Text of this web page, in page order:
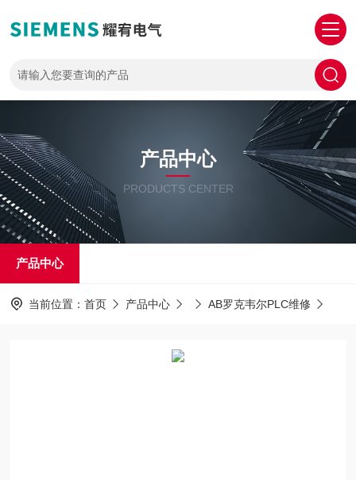
产品中心
PRODUCTS CENTER
产品中心
当前位置： 首页 产品中心 AB罗克韦尔PLC维修